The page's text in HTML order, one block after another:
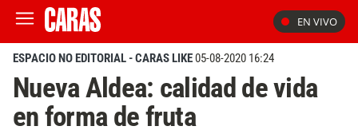
EN VIVO
ESPACIO NO EDITORIAL - CARAS LIKE05-08-2020 16:24
Nueva Aldea: calidad de vida
en forma de fruta